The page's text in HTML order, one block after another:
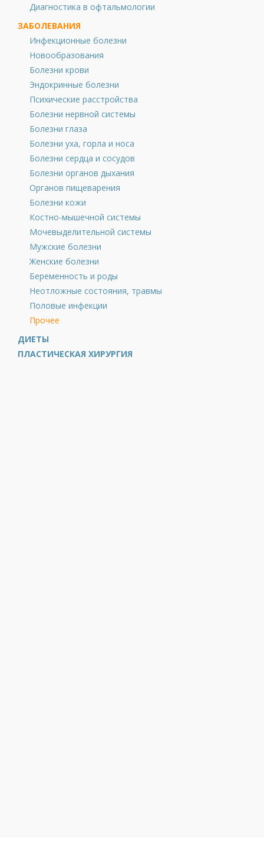
Диагностика в офтальмологии
ЗАБОЛЕВАНИЯ
Инфекционные болезни
Новообразования
Болезни крови
Эндокринные болезни
Психические расстройства
Болезни нервной системы
Болезни глаза
Болезни уха, горла и носа
Болезни сердца и сосудов
Болезни органов дыхания
Органов пищеварения
Болезни кожи
Костно-мышечной системы
Мочевыделительной системы
Мужские болезни
Женские болезни
Беременность и роды
Неотложные состояния, травмы
Половые инфекции
Прочее
ДИЕТЫ
ПЛАСТИЧЕСКАЯ ХИРУРГИЯ